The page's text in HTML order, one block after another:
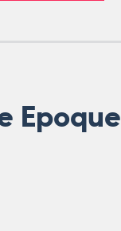
Epoque